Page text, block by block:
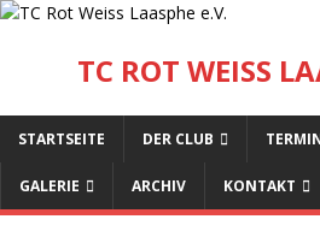
TC ROT WEISS
STARTSEITE DER CLUB
GALERIE ARCHIV KONTAKT